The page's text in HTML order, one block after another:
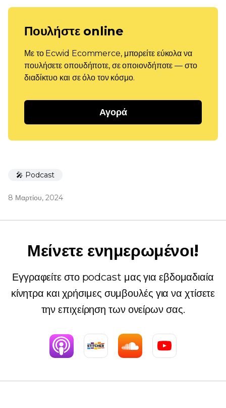
Πουλήστε online
Με το Ecwid Ecommerce, μπορείτε εύκολα να
πουλήσετε οπουδήποτε, σε οποιονδήποτε — στο
διαδίκτυο και σε όλο τον κόσμο.
Αγορά
🎤 Podcast
8 Μαρτίου, 2024
Μείνετε ενημερωμένοι!
Εγγραφείτε στο podcast μας για εβδομαδιαία
κίνητρα και χρήσιμες συμβουλές για να χτίσετε
την επιχείρηση των ονείρων σας.